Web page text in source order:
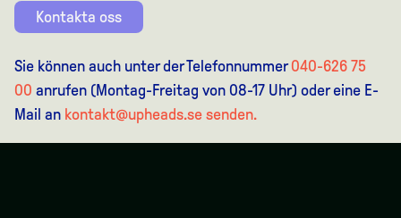
Kontakta oss
Sie können auch unter der Telefonnummer040-626 75
00 anrufen (Montag-Freitag von 08-17 Uhr) oder eine E-
Mail an kontakt@upheads.se senden.